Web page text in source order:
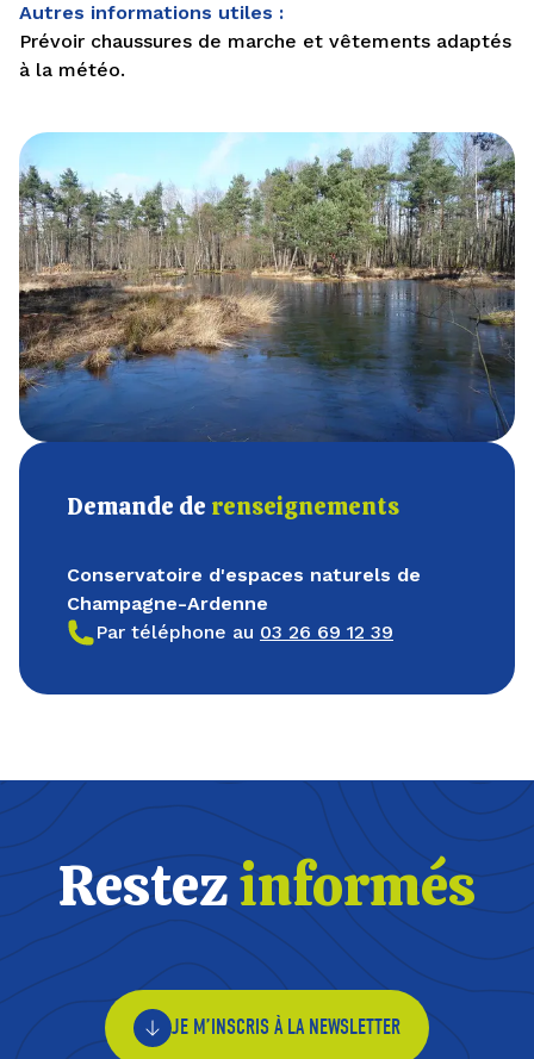
Autres informations utiles :
Prévoir chaussures de marche et vêtements adaptés
à la météo.
Demande de renseignements
Conservatoire d'espaces naturels de
Champagne-Ardenne
Par téléphone au 03 26 69 12 39
Restezinformés
JE M’INSCRIS À LA NEWSLETTER